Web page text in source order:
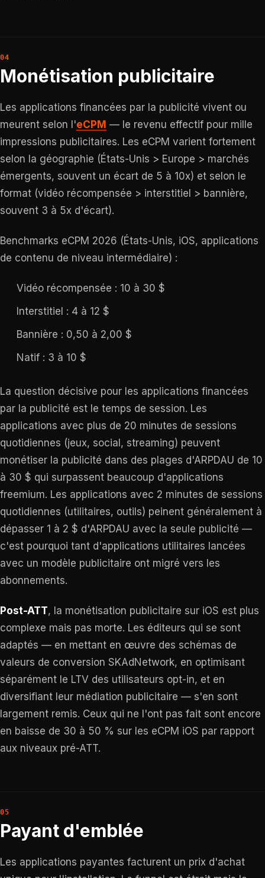
Monétisation publicitaire
Les applications financées par la publicité vivent ou
meurent selon l'eCPM — le revenu effectif pour mille
impressions publicitaires. Les eCPM varient fortement
selon la géographie (États-Unis > Europe > marchés
émergents, souvent un écart de 5 à 10x) et selon le
format (vidéo récompensée > interstitiel > bannière,
souvent 3 à 5x d'écart).
Benchmarks eCPM 2026 (États-Unis, iOS, applications
de contenu de niveau intermédiaire) :
Vidéo récompensée : 10 à 30 $
Interstitiel : 4 à 12 $
Bannière : 0,50 à 2,00 $
Natif : 3 à 10 $
La question décisive pour les applications financées
par la publicité est le temps de session. Les
applications avec plus de 20 minutes de sessions
quotidiennes (jeux, social, streaming) peuvent
monétiser la publicité dans des plages d'ARPDAU de 10
à 30 $ qui surpassent beaucoup d'applications
freemium. Les applications avec 2 minutes de sessions
quotidiennes (utilitaires, outils) peinent généralement à
dépasser 1 à 2 $ d'ARPDAU avec la seule publicité —
c'est pourquoi tant d'applications utilitaires lancées
avec un modèle publicitaire ont migré vers les
abonnements.
Post-ATT, la monétisation publicitaire sur iOS est plus
complexe mais pas morte. Les éditeurs qui se sont
adaptés — en mettant en œuvre des schémas de
valeurs de conversion SKAdNetwork, en optimisant
séparément le LTV des utilisateurs opt-in, et en
diversifiant leur médiation publicitaire — s'en sont
largement remis. Ceux qui ne l'ont pas fait sont encore
en baisse de 30 à 50 % sur les eCPM iOS par rapport
aux niveaux pré-ATT.
Payant d'emblée
Les applications payantes facturent un prix d'achat